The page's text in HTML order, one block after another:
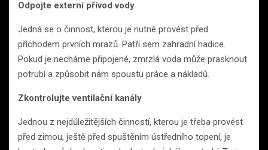
Odpojte externí přívod vody
Jedná se o činnost, kterou je nutné provést před
příchodem prvních mrazů. Patří sem zahradní hadice.
Pokud je necháme připojené, zmrzlá voda může prasknout
potrubí a způsobit nám spoustu práce a nákladů.
Zkontrolujte ventilační kanály
Jednou z nejdůležitějších činností, kterou je třeba provést
před zimou, ještě před spuštěním ústředního topení, je